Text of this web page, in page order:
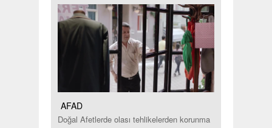
AFAD
Doğal Afetlerde olası tehlikelerden korunma